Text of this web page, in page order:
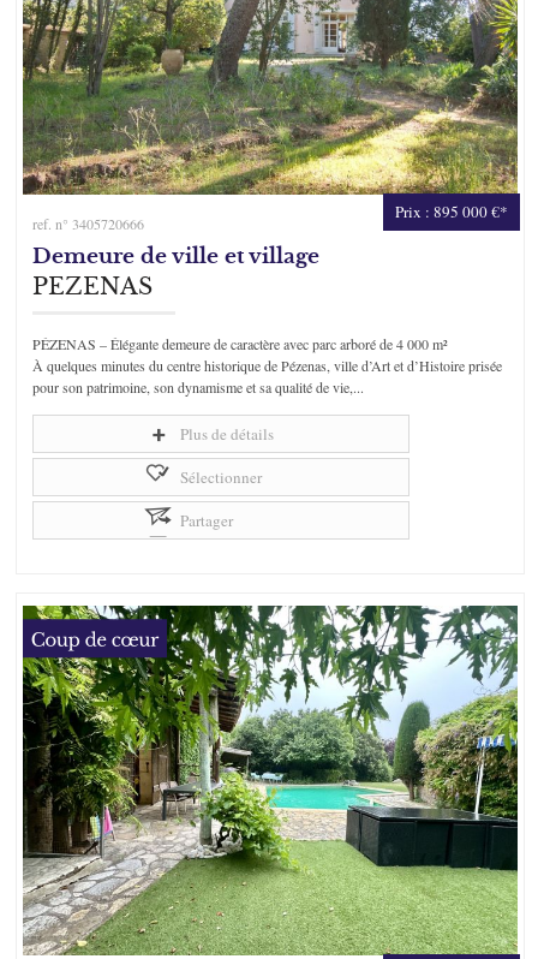
Prix : 895 000 €*
ref. n° 3405720666
Demeure de ville et village
PEZENAS
PÉZENAS – Élégante demeure de caractère avec parc arboré de 4 000 m²
À quelques minutes du centre historique de Pézenas, ville d’Art et d’Histoire prisée
pour son patrimoine, son dynamisme et sa qualité de vie,...
Plus de détails
Sélectionner
Partager